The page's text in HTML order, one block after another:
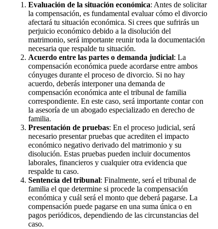
Evaluación de la situación económica: Antes de solicitar
la compensación, es fundamental evaluar cómo el divorcio
afectará tu situación económica. Si crees que sufrirás un
perjuicio económico debido a la disolución del
matrimonio, será importante reunir toda la documentación
necesaria que respalde tu situación.
Acuerdo entre las partes o demanda judicial: La
compensación económica puede acordarse entre ambos
cónyuges durante el proceso de divorcio. Si no hay
acuerdo, deberás interponer una demanda de
compensación económica ante el tribunal de familia
correspondiente. En este caso, será importante contar con
la asesoría de un abogado especializado en derecho de
familia.
Presentación de pruebas: En el proceso judicial, será
necesario presentar pruebas que acrediten el impacto
económico negativo derivado del matrimonio y su
disolución. Estas pruebas pueden incluir documentos
laborales, financieros y cualquier otra evidencia que
respalde tu caso.
Sentencia del tribunal: Finalmente, será el tribunal de
familia el que determine si procede la compensación
económica y cuál será el monto que deberá pagarse. La
compensación puede pagarse en una suma única o en
pagos periódicos, dependiendo de las circunstancias del
caso.